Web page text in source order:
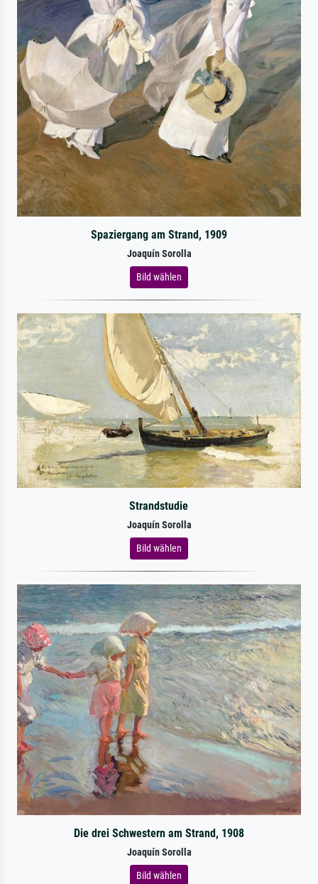
Spaziergang am Strand, 1909
Joaquín Sorolla
Bild wählen
Strandstudie
Joaquín Sorolla
Bild wählen
Die drei Schwestern am Strand, 1908
Joaquín Sorolla
Bild wählen